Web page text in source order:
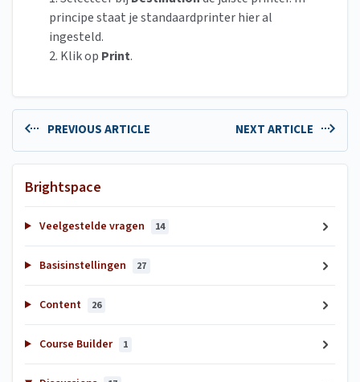
principe staat je standaardprinter hier al
ingesteld.
2. Klik op Print.
PREVIOUS ARTICLE NEXT ARTICLE
Brightspace
Veelgestelde vragen 14
Basisinstellingen 27
Content 26
Course Builder 1